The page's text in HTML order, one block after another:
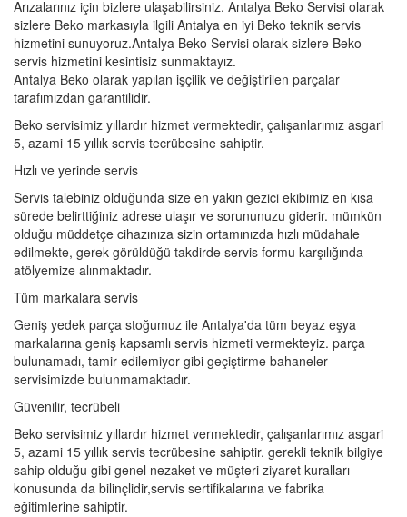
Arızalarınız için bizlere ulaşabilirsiniz. Antalya Beko Servisi olarak
sizlere Beko markasıyla ilgili Antalya en iyi Beko teknik servis
hizmetini sunuyoruz.Antalya Beko Servisi olarak sizlere Beko
servis hizmetini kesintisiz sunmaktayız.
Antalya Beko olarak yapılan işçilik ve değiştirilen parçalar
tarafımızdan garantilidir.
Beko servisimiz yıllardır hizmet vermektedir, çalışanlarımız asgari
5, azami 15 yıllık servis tecrübesine sahiptir.
Hızlı ve yerinde servis
Servis talebiniz olduğunda size en yakın gezici ekibimiz en kısa
sürede belirttiğiniz adrese ulaşır ve sorununuzu giderir. mümkün
olduğu müddetçe cihazınıza sizin ortamınızda hızlı müdahale
edilmekte, gerek görüldüğü takdirde servis formu karşılığında
atölyemize alınmaktadır.
Tüm markalara servis
Geniş yedek parça stoğumuz ile Antalya'da tüm beyaz eşya
markalarına geniş kapsamlı servis hizmeti vermekteyiz. parça
bulunamadı, tamir edilemiyor gibi geçiştirme bahaneler
servisimizde bulunmamaktadır.
Güvenilir, tecrübeli
Beko servisimiz yıllardır hizmet vermektedir, çalışanlarımız asgari
5, azami 15 yıllık servis tecrübesine sahiptir. gerekli teknik bilgiye
sahip olduğu gibi genel nezaket ve müşteri ziyaret kuralları
konusunda da bilinçlidir,servis sertifikalarına ve fabrika
eğitimlerine sahiptir.